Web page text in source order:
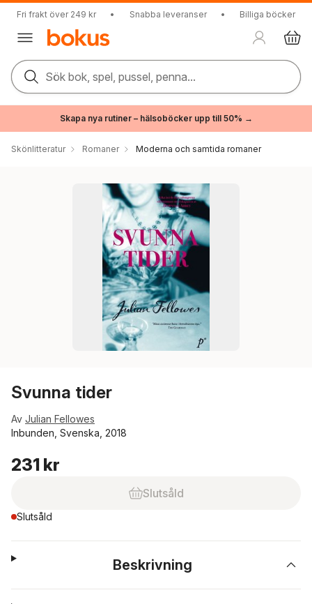
Fri frakt över 249 kr • Snabba leveranser • Billiga böcker
Sök bok, spel, pussel, penna...
Skapa nya rutiner – hälsoböcker upp till 50% →
Skönlitteratur Romaner Moderna och samtida romaner
Svunna tider
Av Julian Fellowes
Inbunden, Svenska, 2018
231 kr
Slutsåld
Slutsåld
Beskrivning